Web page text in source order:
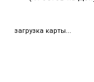
загрузка карты...